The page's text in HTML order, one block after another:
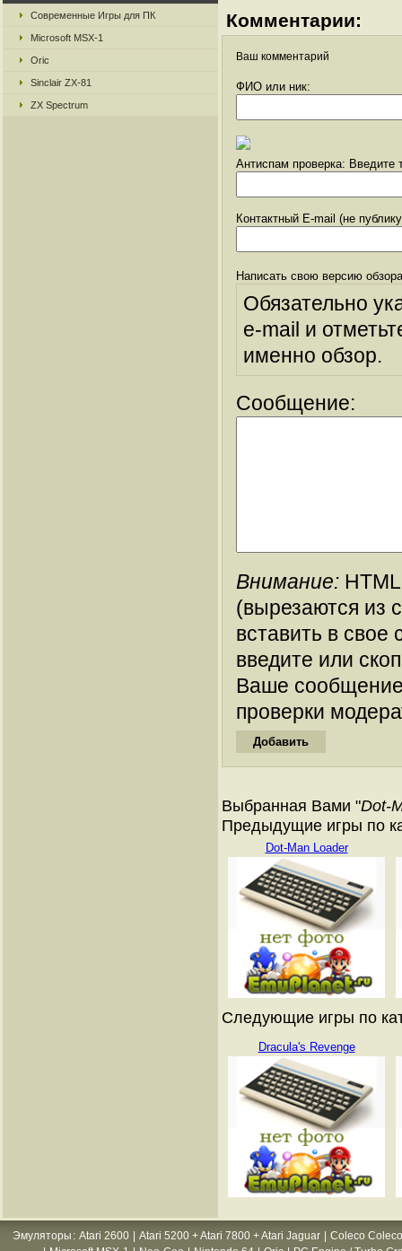
Современные Игры для ПК
Microsoft MSX-1
Oric
Sinclair ZX-81
ZX Spectrum
Комментарии:
Ваш комментарий
ФИО или ник:
Антиспам проверка: Введите
Контактный E-mail (не
Написать свою версию
Обязательно
e-mail и
именно обзор.
Сообщение:
Внимание:
(вырезаются из
вставить в
введите или
Ваше
проверки
Выбранная Вами "Dot-
Предыдущие игры по
Dot-Man Loader
Следующие игры по
Dracula's Revenge
Эмуляторы : Atari 2600 Atari 5200 + Atari 7800 + Atari Jaguar
Coleco